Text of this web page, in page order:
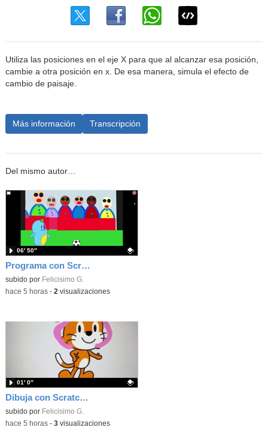
Utiliza las posiciones en el eje X para que al alcanzar esa posición,
cambie a otra posición en x. De esa manera, simula el efecto de
cambio de paisaje.
Más información Transcripción
Del mismo autor…
Programa con Scratch unas gradas para que produzca el efecto de desplazamiento.
Contenido educativo.
subido por Felicisimo G.
06′ 50″
-hace 5 horas- 2 visualizaciones
Dibuja con Scratch Jr y usa los bloques de aparecer/desparecer para hacer animaciones
Contenido educativo.
subido por Felicisimo G.
01′ 0″
-hace 5 horas- 3visualizaciones